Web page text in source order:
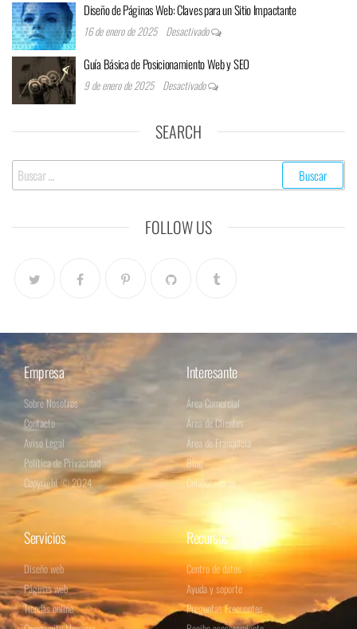
Diseño de Páginas Web: Claves para un Sitio Impactante
16 de enero de 2025 Desactivado
Guía Básica de Posicionamiento Web y SEO
9 de enero de 2025 Desactivado
SEARCH
FOLLOW US
Empresa
Sobre Nosotros
Contacto
Aviso Legal
Política de Privacidad
Copyright © 2024
Interesante
Área Comercial
Área de Clientes
Área de Franquicia
Blog
Colaboradores
Servicios
Diseño web
Páginas web
Tiendas online
Recursos
Centro de datos
Ayuda y soporte
Preguntas Frecuentes